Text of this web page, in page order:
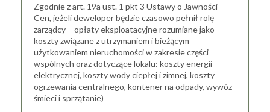
Zgodnie z art. 19a ust. 1 pkt 3 Ustawy o Jawności
Cen, jeżeli deweloper będzie czasowo pełnił rolę
zarządcy – opłaty eksploatacyjne rozumiane jako
koszty związane z utrzymaniem i bieżącym
użytkowaniem nieruchomości w zakresie części
wspólnych oraz dotyczące lokalu: koszty energii
elektrycznej, koszty wody ciepłej i zimnej, koszty
ogrzewania centralnego, kontener na odpady, wywóz
śmieci i sprzątanie)